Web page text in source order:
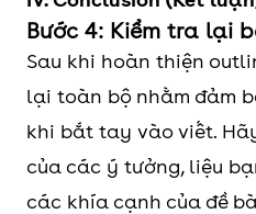
Bước 4: Kiểm tra lại
Sau khi hoàn thiện
lại toàn bộ nhằm đảm
khi bắt tay vào viết.
của các ý tưởng, liệu
các khía cạnh của đề